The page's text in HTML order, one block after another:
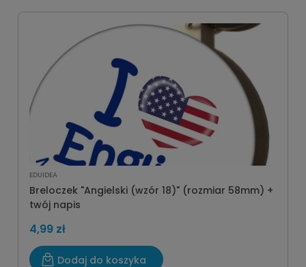
EDUIDEA
Breloczek "Angielski (wzór 18)" (rozmiar 58mm) +
twój napis
4,99 zł
Dodaj do koszyka